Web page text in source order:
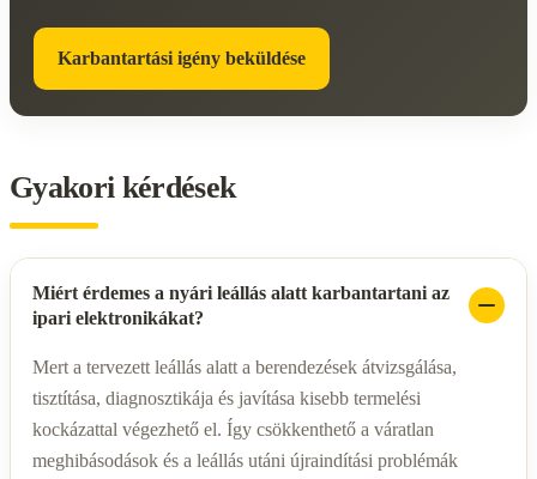
Karbantartási igény beküldése
Gyakori kérdések
Miért érdemes a nyári leállás alatt karbantartani az
ipari elektronikákat?
Mert a tervezett leállás alatt a berendezések átvizsgálása,
tisztítása, diagnosztikája és javítása kisebb termelési
kockázattal végezhető el. Így csökkenthető a váratlan
meghibásodások és a leállás utáni újraindítási problémák